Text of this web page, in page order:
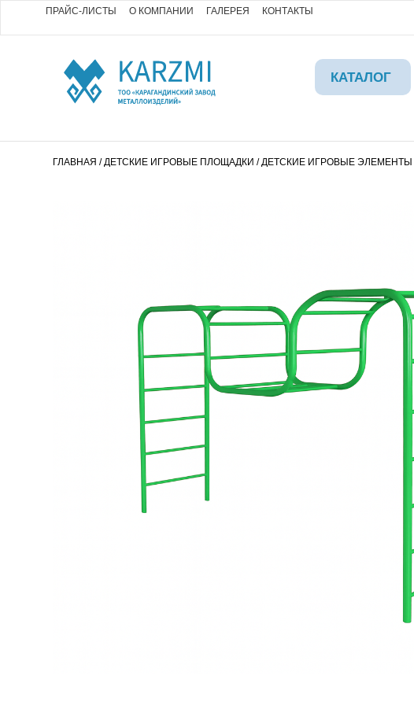
ПРАЙС-ЛИСТЫ О КОМПАНИИ ГАЛЕРЕЯ КОНТАКТЫ
КАТАЛОГ
ГЛАВНАЯ /ДЕТСКИЕ ИГРОВЫЕ ПЛОЩАДКИ /ДЕТСКИЕ ИГРОВЫЕ ЭЛЕМЕНТЫ